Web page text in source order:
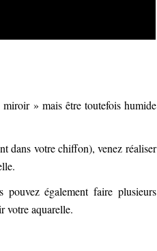
» mais être toutefois humide
dans votre chiffon), venez réaliser
pouvez également faire plusieurs
votre aquarelle.